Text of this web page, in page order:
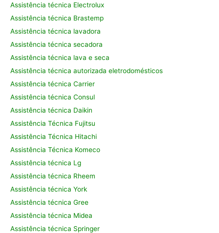
Assistência técnica Electrolux
Assistência técnica Brastemp
Assistência técnica lavadora
Assistência técnica secadora
Assistência técnica lava e seca
Assistência técnica autorizada eletrodomésticos
Assistência técnica Carrier
Assistência técnica Consul
Assistência técnica Daikin
Assistência Técnica Fujitsu
Assistência Técnica Hitachi
Assistência Técnica Komeco
Assistência técnica Lg
Assistência técnica Rheem
Assistência técnica York
Assistência técnica Gree
Assistência técnica Midea
Assistência técnica Springer